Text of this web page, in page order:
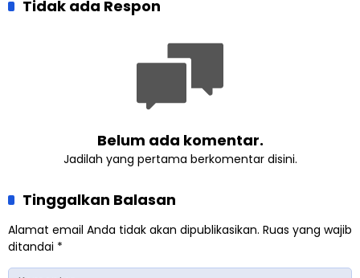
Pluralisme di Yogyakarta
Tidak ada Respon
Belum ada komentar.
Jadilah yang pertama berkomentar disini.
Tinggalkan Balasan
Alamat email Anda tidak akan dipublikasikan. Ruas yang wajib
ditandai *